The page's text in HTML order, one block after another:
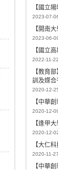
【國立
2023-07-
【開南
2023-06-
【國立
2022-11-22
【教育
訓及媒
2020-12-
【中華
2020-12-
【逢甲
2020-12-
【大仁
2020-11-27
【中華